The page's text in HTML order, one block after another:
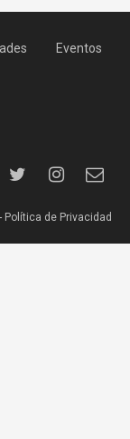
Eventos
Política de Privacidad